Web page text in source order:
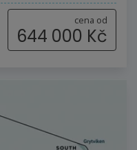
cena od
644 000 Kč